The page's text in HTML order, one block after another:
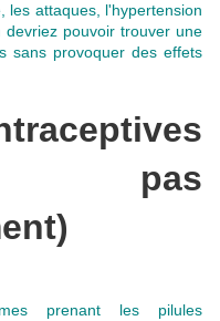
les attaques, l'hypertension
pouvoir trouver une
sans provoquer des effets
pas
prenant les pilules